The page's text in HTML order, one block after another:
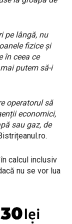
pe lângă, nu
fizice și
în ceea ce
putem să-i
operatorul să
economici,
sau gaz, de
calcul inclusiv
nu se vor lua